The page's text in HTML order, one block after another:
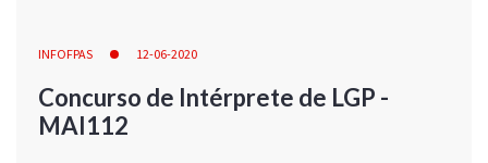
INFOFPAS 12-06-2020
Concurso de Intérprete de LGP -
MAI112